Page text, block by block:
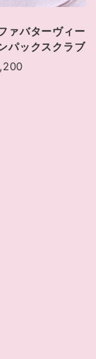
ァバターヴィー
パックスクラブ